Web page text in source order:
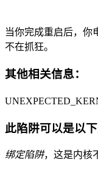
当你完成重启后，你
不在抓狂。
其他相关信息：
此陷阱可以是以
绑定陷阱，这是内核